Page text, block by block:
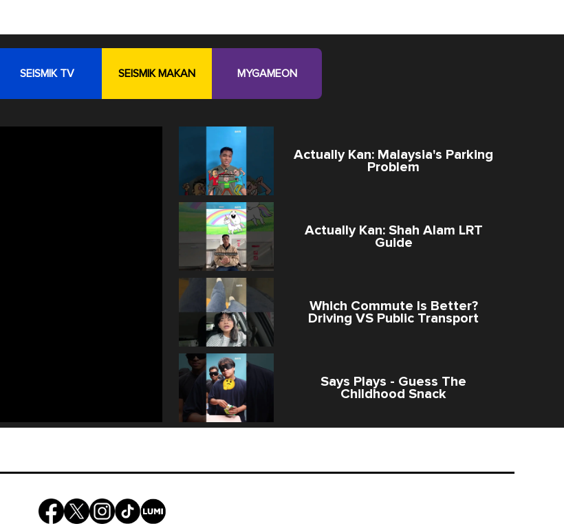
SEISMIK TV SEISMIK MAKAN MYGAMEON
Actually Kan: Malaysia's Parking
Problem
Actually Kan: Shah Alam LRT
Guide
Which Commute Is Better?
Driving VS Public Transport
Says Plays - Guess The
Childhood Snack
2000s Rock Songs in Malay